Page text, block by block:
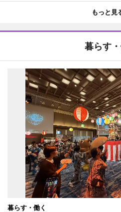
もっと見
暮らす・
暮らす・働く